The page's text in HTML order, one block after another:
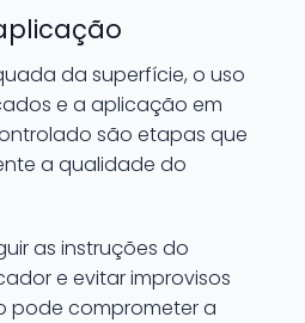
da superfície, o uso
e a aplicação em
são etapas que
a qualidade do
as instruções do
e evitar improvisos
pode comprometer a